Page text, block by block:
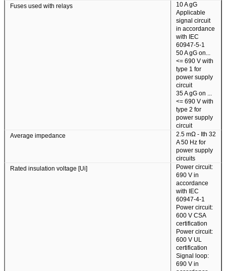
আমরা শীঘ্রই আপনাকে আবার কল করব!
Fuses used with relays
10 A gG
Applicable
signal circuit
in accordance
with IEC
60947-5-1
50 A gG on...
<= 690 V with
type 1 for
power supply
circuit
35 A gG on ...
<= 690 V with
type 2 for
power supply
circuit
Average impedance
2.5 mΩ - Ith 32
A 50 Hz for
power supply
circuits
Rated insulation voltage [Ui]
Power circuit:
690 V in
accordance
with IEC
60947-4-1
Power circuit:
600 V CSA
certification
Power circuit:
600 V UL
certification
Signal loop:
690 V in